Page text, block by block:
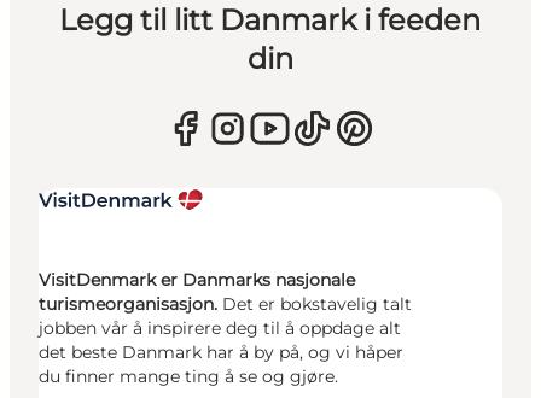
Legg til litt Danmark i feeden
din
VisitDenmark er Danmarks nasjonale
turismeorganisasjon. Det er bokstavelig talt
jobben vår å inspirere deg til å oppdage alt
det beste Danmark har å by på, og vi håper
du finner mange ting å se og gjøre.